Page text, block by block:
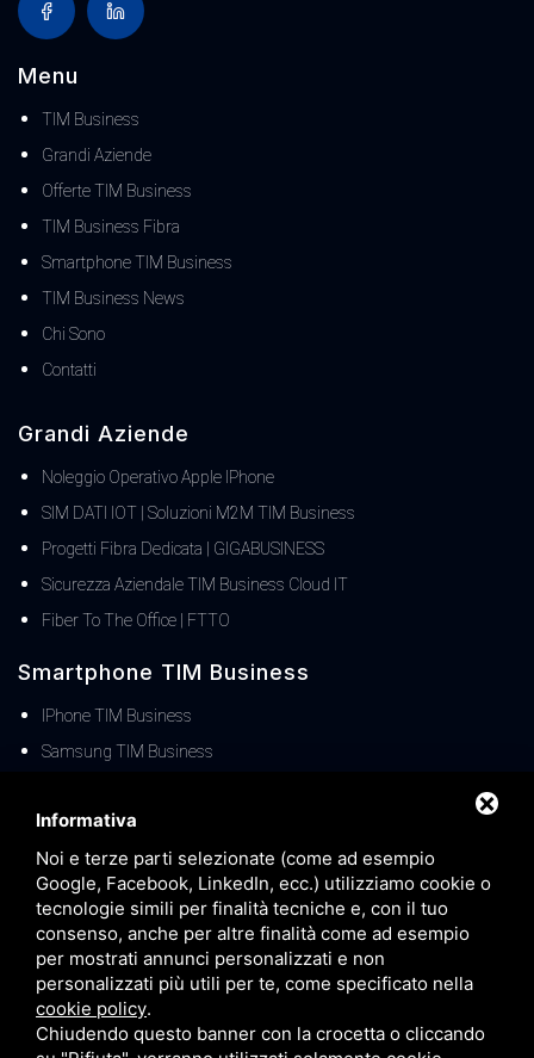
Menu
TIM Business
Grandi Aziende
Offerte TIM Business
TIM Business Fibra
Smartphone TIM Business
TIM Business News
Chi Sono
Contatti
Grandi Aziende
Noleggio Operativo Apple IPhone
SIM DATI IOT | Soluzioni M2M TIM Business
Progetti Fibra Dedicata | GIGABUSINESS
Sicurezza Aziendale TIM Business Cloud IT
Fiber To The Office | FTTO
Smartphone TIM Business
IPhone TIM Business
Samsung TIM Business
Offerte TIM Business
Offerte TIM Business Fisso
Offerte TIM Business MOBILE
TIM Business Centralino Cloud
Offerte TIM Unica Business
Servizio Denat TIM Business
TIM BUSINESS 5G
Informativa
Noi e terze parti selezionate (come ad esempio
Google, Facebook, LinkedIn, ecc.) utilizziamo cookie o
tecnologie simili per finalità tecniche e, con il tuo
consenso, anche per altre finalità come ad esempio
per mostrati annunci personalizzati e non
personalizzati più utili per te, come specificato nella
cookie policy.
Chiudendo questo banner con la crocetta o cliccando